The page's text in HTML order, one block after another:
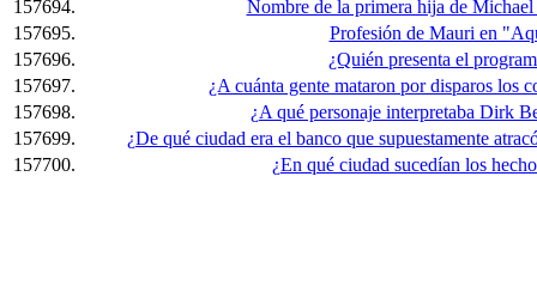
157694.
Nombre de la primera hija de
157695.
Profesión de Mauri en
157696.
¿Quién presenta el
157697.
¿A cuánta gente mataron por disparos los
157698.
¿A qué personaje interpretaba Dirk
157699.
¿De qué ciudad era el banco que supuestamente
157700.
¿En qué ciudad sucedían los